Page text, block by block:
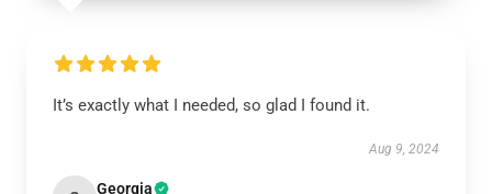
It’s exactly what I needed, so glad I found it.
Aug 9, 2024
Georgia